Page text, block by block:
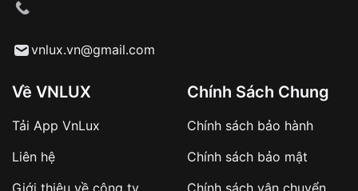
vnlux.vn@gmail.com
Về VNLUX
Tải App VnLux
Liên hệ
Chính Sách Chung
Chính sách bảo hành
Chính sách bảo mật